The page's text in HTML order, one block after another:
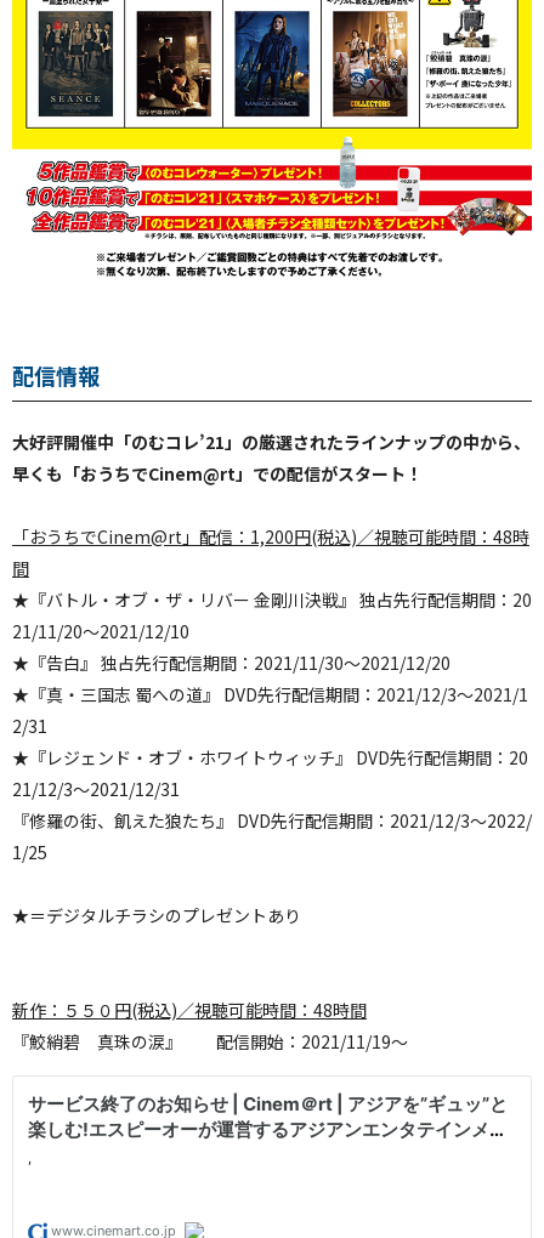
配信情報
大好評開催中「のむコレ’21」の厳選されたラインナップの中から、
早くも「おうちでCinem@rt」での配信がスタート！
「おうちでCinem@rt」配信：1,200円(税込)／視聴可能時間：48時
間
★『バトル・オブ・ザ・リバー 金剛川決戦』 独占先行配信期間：20
21/11/20～2021/12/10
★『告白』 独占先行配信期間：2021/11/30～2021/12/20
★『真・三国志 蜀への道』 DVD先行配信期間：2021/12/3～2021/1
2/31
★『レジェンド・オブ・ホワイトウィッチ』 DVD先行配信期間：20
21/12/3～2021/12/31
『修羅の街、飢えた狼たち』 DVD先行配信期間：2021/12/3～2022/
1/25
★＝デジタルチラシのプレゼントあり
新作：５５０円(税込)／視聴可能時間：48時間
『鮫綃碧 真珠の涙』 配信開始：2021/11/19～